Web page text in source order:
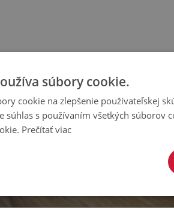
súbory cookie.
cookie na zlepšenie používateľskej
súhlas s používaním všetkých súborov
Prečítať viac